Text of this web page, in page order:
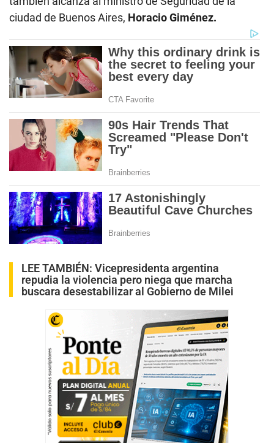
ciudad de Buenos Aires, Horacio Giménez.
LEE TAMBIÉN: Vicepresidenta argentina
repudia la violencia pero niega que marcha
buscara desestabilizar al Gobierno de Milei